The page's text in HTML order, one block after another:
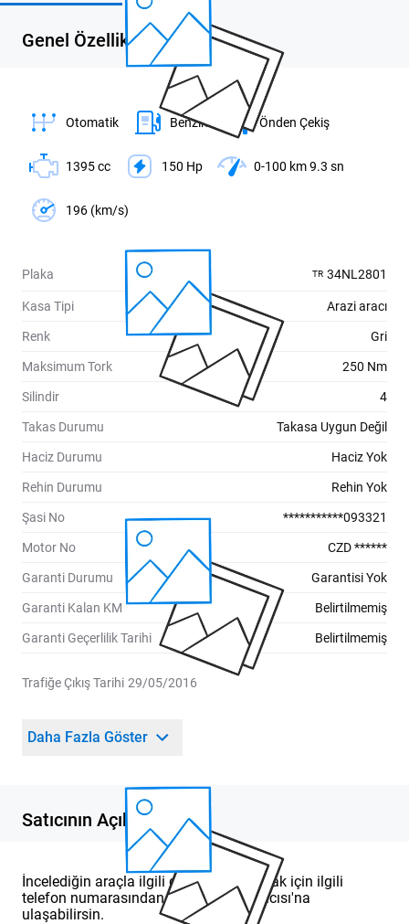
Genel Özellikler
Otomatik Benzin Önden Çekiş
1395 cc 150 Hp 0-100 km 9.3 sn
196 (km/s)
Plaka TR 34NL2801
Kasa Tipi Arazi aracı
Renk Gri
Maksimum Tork 250 Nm
Silindir 4
Takas Durumu Takasa Uygun Değil
Haciz Durumu Haciz Yok
Rehin Durumu Rehin Yok
Şasi No ***********093321
Motor No CZD ******
Garanti Durumu Garantisi Yok
Garanti Kalan KM Belirtilmemiş
Garanti Geçerlilik Tarihi Belirtilmemiş
Trafiğe Çıkış Tarihi 29/05/2016
Daha Fazla Göster
Satıcının Açıklaması
İncelediğin araçla ilgili detaylı bilgi almak için ilgili
telefon numarasından DOD Yetkili Satıcısı'na
ulaşabilirsin.